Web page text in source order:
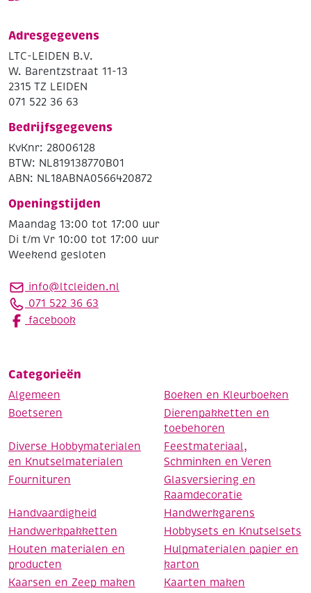
Adresgegevens
LTC-LEIDEN B.V.
W. Barentzstraat 11-13
2315 TZ LEIDEN
071 522 36 63
Bedrijfsgegevens
KvKnr: 28006128
BTW: NL819138770B01
ABN: NL18ABNA0566420872
Openingstijden
Maandag 13:00 tot 17:00 uur
Di t/m Vr 10:00 tot 17:00 uur
Weekend gesloten
info@ltcleiden.nl
071 522 36 63
facebook
Categorieën
Algemeen
Boeken en Kleurboeken
Boetseren
Dierenpakketten en
toebehoren
Diverse Hobbymaterialen
en Knutselmaterialen
Feestmateriaal,
Schminken en Veren
Fournituren
Glasversiering en
Raamdecoratie
Handvaardigheid
Handwerkgarens
Handwerkpakketten
Hobbysets en Knutselsets
Houten materialen en
producten
Hulpmaterialen papier en
karton
Kaarsen en Zeep maken
Kaarten maken